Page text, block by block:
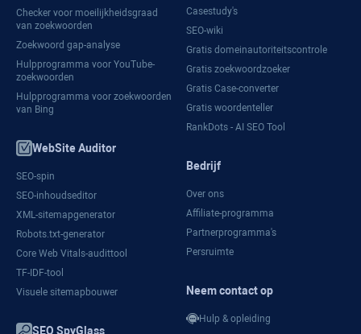
Checker voor moeilijkheidsgraad
van zoekwoorden
Zoekwoord gap-analyse
Hulpprogramma voor YouTube-
zoekwoorden
Hulpprogramma voor zoekwoorden
van Bing
WebSite Auditor
SEO-spin
SEO-inhoudseditor
XML-sitemapgenerator
Robots.txt-generator
Core Web Vitals-audittool
TF-IDF-tool
Visuele sitemapbouwer
SEO SpyGlass
Casestudy's
SEO-wiki
Gratis domeinautoriteitscontrole
Gratis zoekwoordzoeker
Gratis Case-converter
Gratis woordenteller
RankDots - AI SEO Tool
Bedrijf
Over ons
Affiliate-programma
Partnerprogramma's
Persruimte
Neem contact op
Hulp & opleiding